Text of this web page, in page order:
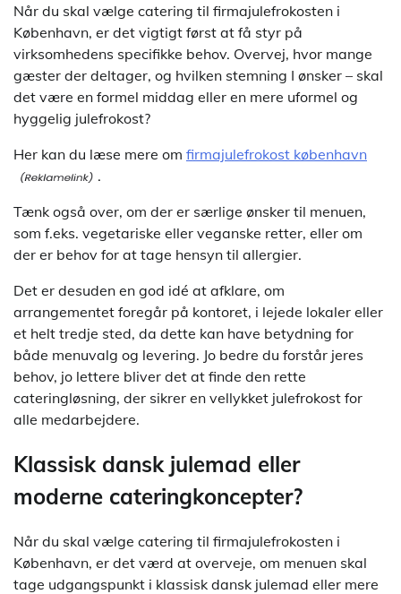
Når du skal vælge catering til firmajulefrokosten i
København, er det vigtigt først at få styr på
virksomhedens specifikke behov. Overvej, hvor mange
gæster der deltager, og hvilken stemning I ønsker – skal
det være en formel middag eller en mere uformel og
hyggelig julefrokost?
Her kan du læse mere om firmajulefrokost københavn
.
Tænk også over, om der er særlige ønsker til menuen,
som f.eks. vegetariske eller veganske retter, eller om
der er behov for at tage hensyn til allergier.
Det er desuden en god idé at afklare, om
arrangementet foregår på kontoret, i lejede lokaler eller
et helt tredje sted, da dette kan have betydning for
både menuvalg og levering. Jo bedre du forstår jeres
behov, jo lettere bliver det at finde den rette
cateringløsning, der sikrer en vellykket julefrokost for
alle medarbejdere.
Klassisk dansk julemad eller
moderne cateringkoncepter?
Når du skal vælge catering til firmajulefrokosten i
København, er det værd at overveje, om menuen skal
tage udgangspunkt i klassisk dansk julemad eller mere